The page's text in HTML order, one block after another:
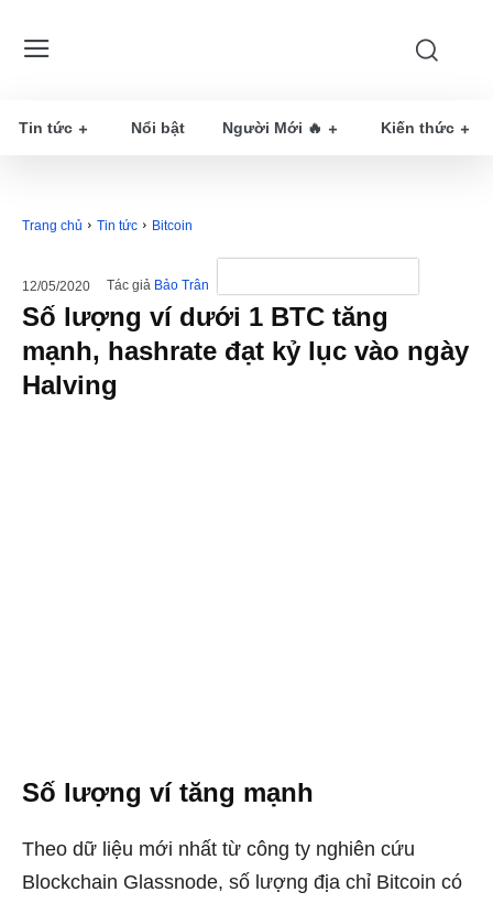
Tin tức Nổi bật Người Mới 🔥 Kiến thức
Trang chủ Tin tức Bitcoin
12/05/2020 Tác giả Bảo Trân
Số lượng ví dưới 1 BTC tăng
mạnh, hashrate đạt kỷ lục vào ngày
Halving
Số lượng ví tăng mạnh
Theo dữ liệu mới nhất từ công ty nghiên cứu
Blockchain Glassnode, số lượng địa chỉ Bitcoin có